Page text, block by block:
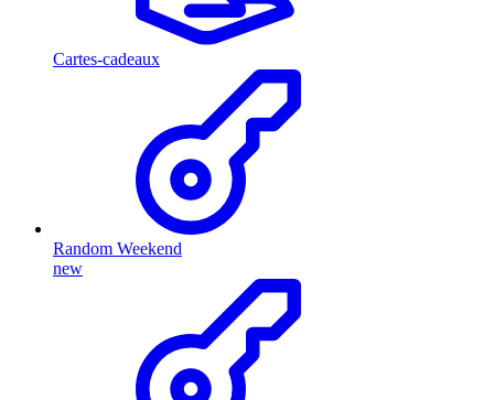
Cartes-cadeaux
Random Weekend
new